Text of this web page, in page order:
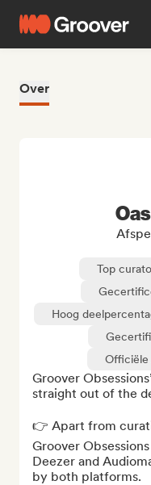
Over
Top
Hoog
Officiële
Groover
straight out of the
👉 Apart from
Groover
Deezer and
by both platforms.